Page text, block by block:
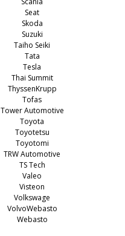
Seat
Skoda
Suzuki
Taiho Seiki
Tata
Tesla
Thai Summit
ThyssenKrupp
Tofas
Tower Automotive
Toyota
Toyotetsu
Toyotomi
TRW Automotive
TS Tech
Valeo
Visteon
Volkswage
VolvoWebasto
Webasto